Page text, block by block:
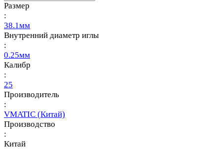
Размер
:
38.1мм
Внутренний диаметр иглы
:
0.25мм
Калибр
:
25
Производитель
:
VMATIC (Китай)
Производство
:
Китай